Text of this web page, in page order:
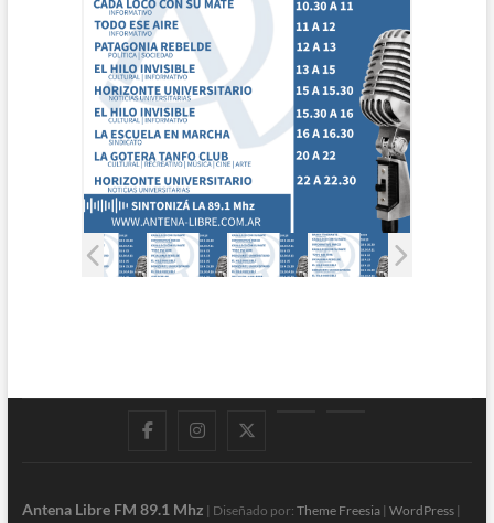
FacebookInstagram
Antena Libre FM 89.1 Mhz | Diseñado por: Theme Freesia| WordPress|